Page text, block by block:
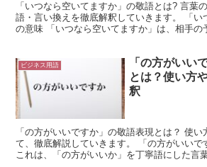
「いつなら空いてますか」の敬語とは? 言葉
語・言い換えを徹底解釈していきます。 「い
の意味 「いつなら空いてますか」は、相手の
ビジネス用語
「の方がいい
とは？使い方
釈
「の方がいいですか」の敬語表現とは？ 使
て、徹底解説していきます。 「の方がいいで
これは、「の方がいいか」を丁寧語にした言